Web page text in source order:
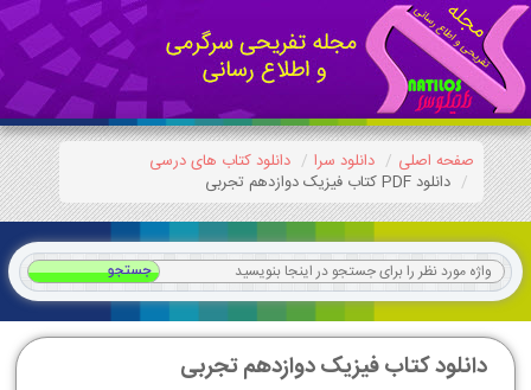
صفحه اصلی دانلود سرا
دانلود کتاب های درسی
دانلود PDF کتاب فیزیک دوازدهم تجربی
دانلود کتاب فیزیک دوازدهم تجربی